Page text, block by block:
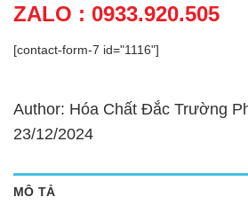
ZALO : 0933.920.505
[contact-form-7 id="1116"]
Author: Hóa Chất Đắc Trường
23/12/2024
MÔ TẢ